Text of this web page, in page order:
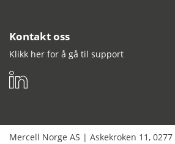
Kontakt oss
Klikk her for å gå til support
Mercell Norge AS | Askekroken 11, 0277